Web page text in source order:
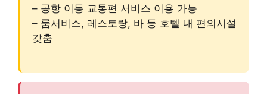
– 공항 이동 교통편 서비스 이용 가능
– 룸서비스, 레스토랑, 바 등 호텔 내 편의시설
갖춤